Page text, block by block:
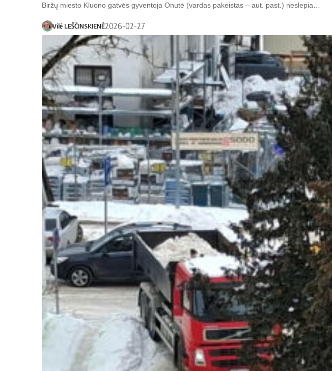
Biržų mies­to Kluo­no gat­vės gy­ven­to­ja Onu­tė (var­das pa­keis­tas – aut. pa­st.) ne­sle­pia…
Vilė LEŠČINSKIENĖ2026-02-27